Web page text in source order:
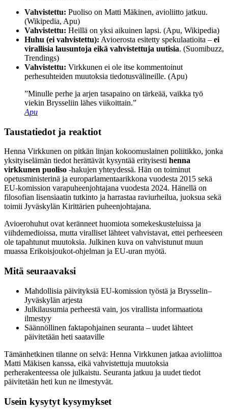
Vahvistettu: Puoliso on Matti Mäkinen, avioliitto jatkuu.
(Wikipedia, Apu)
Vahvistettu: Heillä on yksi aikuinen lapsi. (Apu, Wikipedia)
Huhu (ei vahvistettu): Avioerosta esitetty spekulaatioita – ei
virallisia lausuntoja eikä vahvistettuja uutisia. (Suomibuzz,
Trendings)
Vahvistettu: Virkkunen ei ole itse kommentoinut
perhesuhteiden muutoksia tiedotusvälineille. (Apu)
”Minulle perhe ja arjen tasapaino on tärkeää, vaikka työ
viekin Brysseliin lähes viikoittain.”
Apu
Taustatiedot ja reaktiot
Henna Virkkunen on pitkän linjan kokoomuslainen poliitikko, jonka
yksityiselämän tiedot herättävät kysyntää erityisesti henna
virkkunen puoliso -hakujen yhteydessä. Hän on toiminut
opetusministerinä ja europarlamentaarikkona vuodesta 2015 sekä
EU-komission varapuheenjohtajana vuodesta 2024. Hänellä on
filosofian lisensiaatin tutkinto ja harrastaa raviurheilua, juoksua sekä
toimii Jyväskylän Kirittärien puheenjohtajana.
Avioerohuhut ovat keränneet huomiota somekeskusteluissa ja
viihdemedioissa, mutta viralliset lähteet vahvistavat, ettei perheeseen
ole tapahtunut muutoksia. Julkinen kuva on vahvistunut muun
muassa Erikoisjoukot-ohjelman ja EU-uran myötä.
Mitä seuraavaksi
Mahdollisia päivityksiä EU-komission työstä ja Brysselin–
Jyväskylän arjesta
Julkilausumia perheestä vain, jos virallista informaatiota
ilmestyy
Säännöllinen faktapohjainen seuranta – uudet lähteet
päivitetään heti saataville
Tämänhetkinen tilanne on selvä: Henna Virkkunen jatkaa avioliittoa
Matti Mäkisen kanssa, eikä vahvistettuja muutoksia
perherakenteessa ole julkaistu. Seuranta jatkuu ja uudet tiedot
päivitetään heti kun ne ilmestyvät.
Usein kysytyt kysymykset